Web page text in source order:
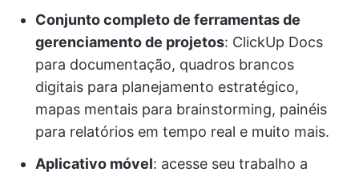
Conjunto completo de ferramentas de
gerenciamento de projetos: ClickUp Docs
para documentação, quadros brancos
digitais para planejamento estratégico,
mapas mentais para brainstorming, painéis
para relatórios em tempo real e muito mais.
Aplicativo móvel: acesse seu trabalho a